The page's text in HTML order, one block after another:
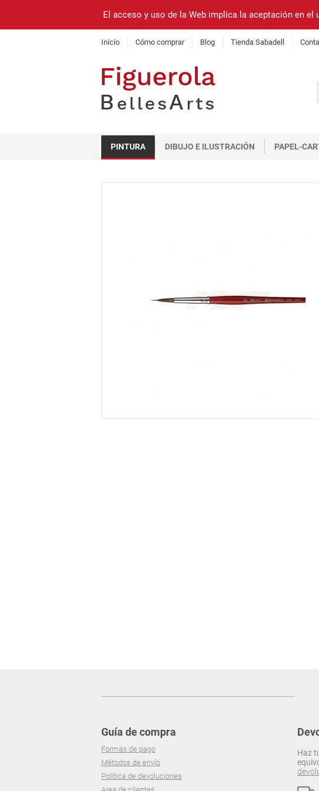
El acceso y uso de la Web implica la aceptación en
Inicio Cómo comprar Blog Tienda Sabadell
PINTURA DIBUJO E ILUSTRACIÓN PAPEL-
Guía de compra
Formas de pago
Métodos de envío
Política de devoluciones
Haz